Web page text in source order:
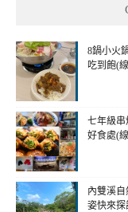
8鍋小火
吃到飽(
七年級串
好食處(
內雙溪
姿快來探